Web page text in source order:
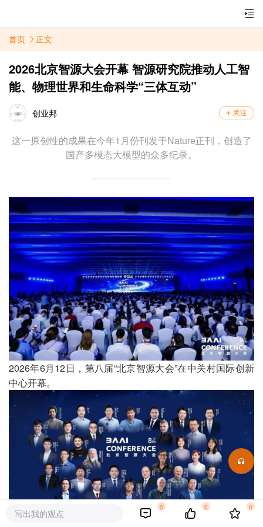
首页 正文
2026北京智源大会开幕 智源研究院推动人工智
能、物理世界和生命科学“三体互动”
创业邦
这一原创性的成果在今年1月份刊发于Nature正刊，创造了
国产多模态大模型的众多纪录。
2026年6月12日，第八届“北京智源大会”在中关村国际创新
中心开幕。
写出我的观点
0 0 0